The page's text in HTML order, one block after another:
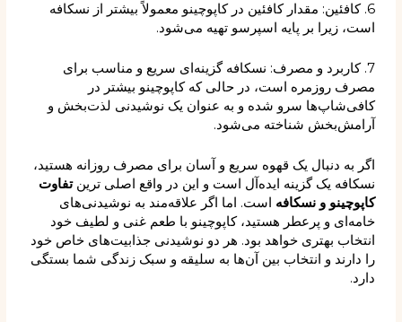
6. کافئین: مقدار کافئین در کاپوچینو معمولاً بیشتر از نسکافه
است، زیرا بر پایه اسپرسو تهیه می‌شود.
7. کاربرد و مصرف: نسکافه گزینه‌ای سریع و مناسب برای
مصرف روزمره است، در حالی که کاپوچینو بیشتر در
کافی‌شاپ‌ها سرو شده و به عنوان یک نوشیدنی لذت‌بخش و
آرامش‌بخش شناخته می‌شود.
اگر به دنبال یک قهوه سریع و آسان برای مصرف روزانه هستید،
نسکافه یک گزینه ایده‌آل است و این در واقع اصلی ترینتفاوت
کاپوچینو و نسکافهاست. اما اگر علاقه‌مند به نوشیدنی‌های
خامه‌ای و پرعطر هستید، کاپوچینو با طعم غنی و لطیف خود
انتخاب بهتری خواهد بود. هر دو نوشیدنی جذابیت‌های خاص خود
را دارند و انتخاب بین آن‌ها به سلیقه و سبک زندگی شما بستگی
دارد.